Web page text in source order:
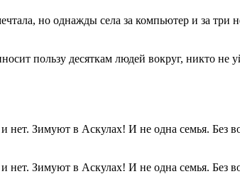
но однажды села за компьютер и за три
пользу десяткам людей вокруг, никто не
нет. Зимуют в Аскулах! И не одна семья. Без
нет. Зимуют в Аскулах! И не одна семья. Без